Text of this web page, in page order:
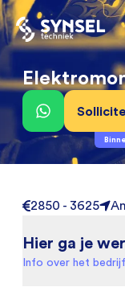
2850 - 3625
Hier ga je
Info over het bedrijf